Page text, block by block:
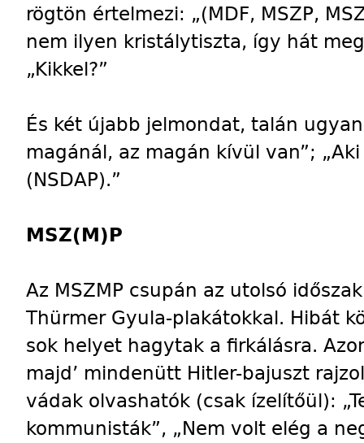
rögtön értelmezi: „(MDF, MSZP,
nem ilyen kristálytiszta, így hát
„Kikkel?”
És két újabb jelmondat, talán
magánál, az magán kívül van”;
(NSDAP).”
MSZ(M)P
Az MSZMP csupán az utolsó
Thürmer Gyula-plakátokkal. Hibát
sok helyet hagytak a firkálásra.
majd’ mindenütt Hitler-bajuszt
vádak olvashatók (csak ízelítőül):
kommunisták”, „Nem volt elég a